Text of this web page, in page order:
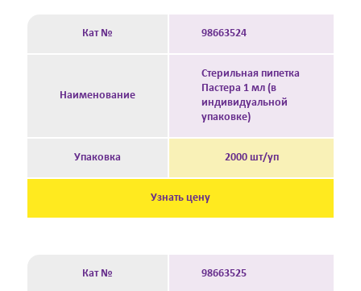
Кат № 98663524
Наименование
Стерильная пипетка
Пастера 1 мл (в
индивидуальной
упаковке)
Упаковка 2000 шт/уп
Узнать цену
Кат № 98663525